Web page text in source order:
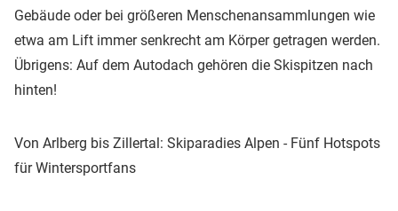
Gebäude oder bei größeren Menschenansammlungen wie
etwa am Lift immer senkrecht am Körper getragen werden.
Übrigens: Auf dem Autodach gehören die Skispitzen nach
hinten!
Von Arlberg bis Zillertal: Skiparadies Alpen - Fünf Hotspots
für Wintersportfans